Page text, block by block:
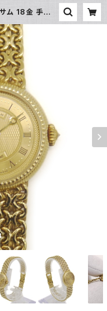
ム 18金 手巻き
字盤 Y05142 |
橋三俣店